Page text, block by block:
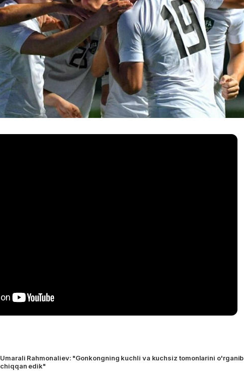
Umarali Rahmonaliev: "Gonkongning kuchli va kuchsiz tomonlarini o'rganib
chiqqan edik"